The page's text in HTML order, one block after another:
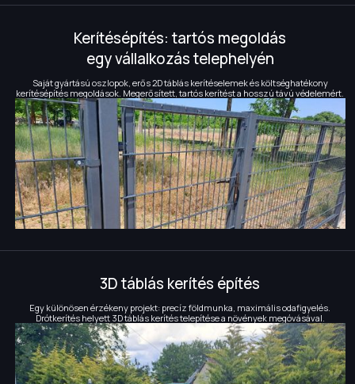
Kerítésépítés: tartós megoldás
egy vállalkozás telephelyén
Saját gyártású oszlopok, erős 2D táblás kerítéselemek és költséghatékony
kerítésépítés megoldások. Megerősített, tartós kerítést a hosszú távú védelemért.
3D táblás kerítés építés
Egy különösen érzékeny projekt: precíz földmunka, maximális odafigyelés.
Drótkerítés helyett 3D táblás kerítés telepítése a növények megóvásával.